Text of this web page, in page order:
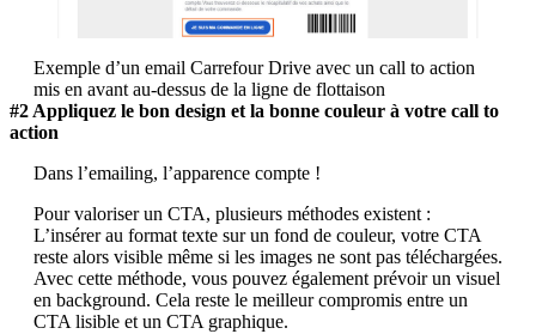
Exemple d’un email Carrefour Drive avec un call to action
mis en avant au-dessus de la ligne de flottaison
#2 Appliquez le bon design et la bonne couleur à votre call to
action
Dans l’emailing, l’apparence compte !
Pour valoriser un CTA, plusieurs méthodes existent :
L’insérer au format texte sur un fond de couleur, votre CTA
reste alors visible même si les images ne sont pas téléchargées.
Avec cette méthode, vous pouvez également prévoir un visuel
en background. Cela reste le meilleur compromis entre un
CTA lisible et un CTA graphique.